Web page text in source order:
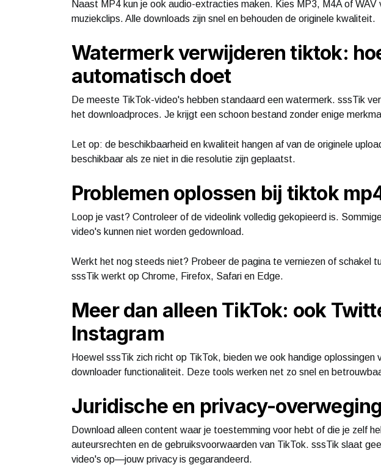
Naast MP4 kun je ook audio-extracties maken. Kies MP3, M4A of
muziekclips. Alle downloads zijn snel en behouden de originele kwaliteit.
Watermerk verwijderen tiktok:
automatisch doet
De meeste TikTok-video's hebben standaard een watermerk. sssTik
het downloadproces. Je krijgt een schoon bestand zonder enige
Let op: de beschikbaarheid en kwaliteit hangen af van de originele
beschikbaar als ze niet in die resolutie zijn geplaatst.
Problemen oplossen bij tiktok
Loop je vast? Controleer of de videolink volledig gekopieerd is.
video's kunnen niet worden gedownload.
Werkt het nog steeds niet? Probeer de pagina te verniezen of schakel
sssTik werkt op Chrome, Firefox, Safari en Edge.
Meer dan alleen TikTok: ook
Instagram
Hoewel sssTik zich richt op TikTok, bieden we ook handige
downloader functionaliteit. Deze tools werken net zo snel en
Juridische en privacy-
Download alleen content waar je toestemming voor hebt of die je zelf
auteursrechten en de gebruiksvoorwaarden van TikTok. sssTik slaat
video's op—jouw privacy is gegarandeerd.